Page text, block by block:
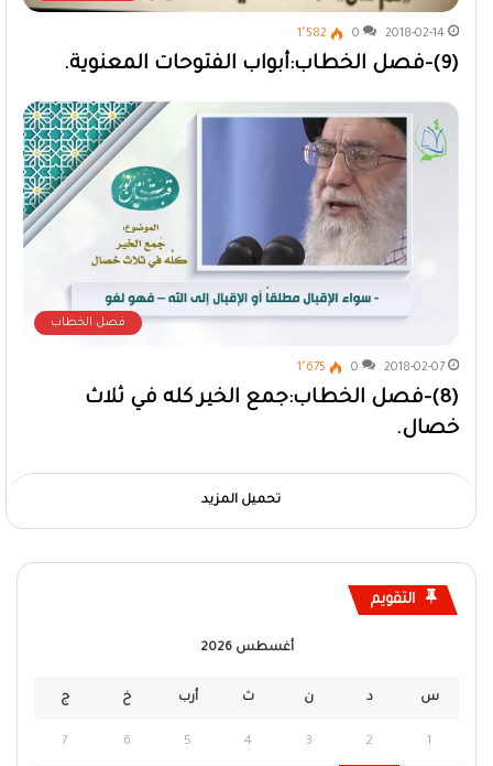
2018-02-14
0 1٬582
(9)-فصل الخطاب:أبواب الفتوحات المعنوية.
فصل الخطاب
2018-02-07
0 1٬675
(8)-فصل الخطاب:جمع الخير كله في ثلاث
خصال.
تحميل المزيد
التقويم
أغسطس 2026
س د ن ث أرب خ ج
1
2
3
4
5
6
7